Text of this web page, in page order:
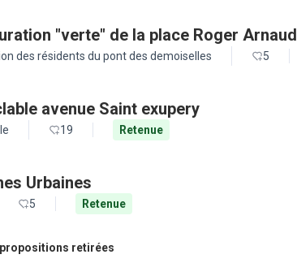
"verte" de la place Roger Arnaud
des résidents du pont des demoiselles 5
avenue Saint exupery
19 Retenue
Urbaines
5 Retenue
retirées